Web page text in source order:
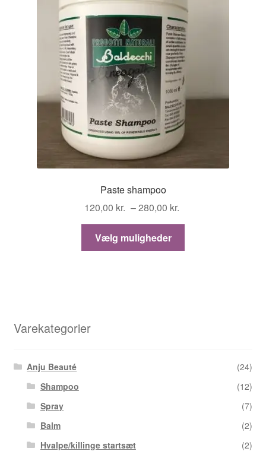
Paste shampoo
120,00 kr. –280,00 kr.
120,00 kr.
280,00 kr.
Vælg muligheder
Varekategorier
Anju Beauté
(24)
Shampoo
(12)
Spray
(7)
Balm
(2)
Hvalpe/killinge startsæt
(2)